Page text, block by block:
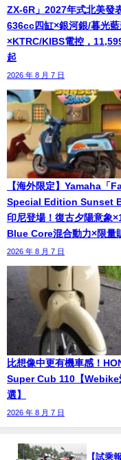
ZX-6R」2027年式北美發
636cc四缸×銀河銀/暮光
×KTRC/KIBS電控，
起
2026 年 8 月 7 日
【海外限定】Yamaha「
Special Edition Sunset
印尼登場！復古夕陽意象
Blue Core混合動力×限量
2026 年 8 月 7 日
比想像中更有機車感！
Super Cub 110【Webike
選】
2026 年 8 月 7 日
【試乘